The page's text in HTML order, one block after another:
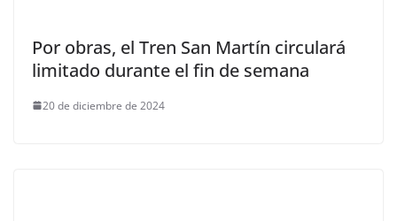
Por obras, el Tren San Martín circulará
limitado durante el fin de semana
20 de diciembre de 2024